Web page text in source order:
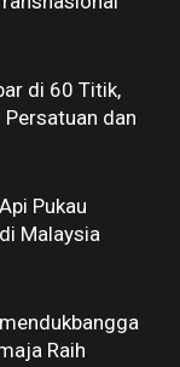
di 60 Titik,
Persatuan dan
Pukau
Malaysia
Raih